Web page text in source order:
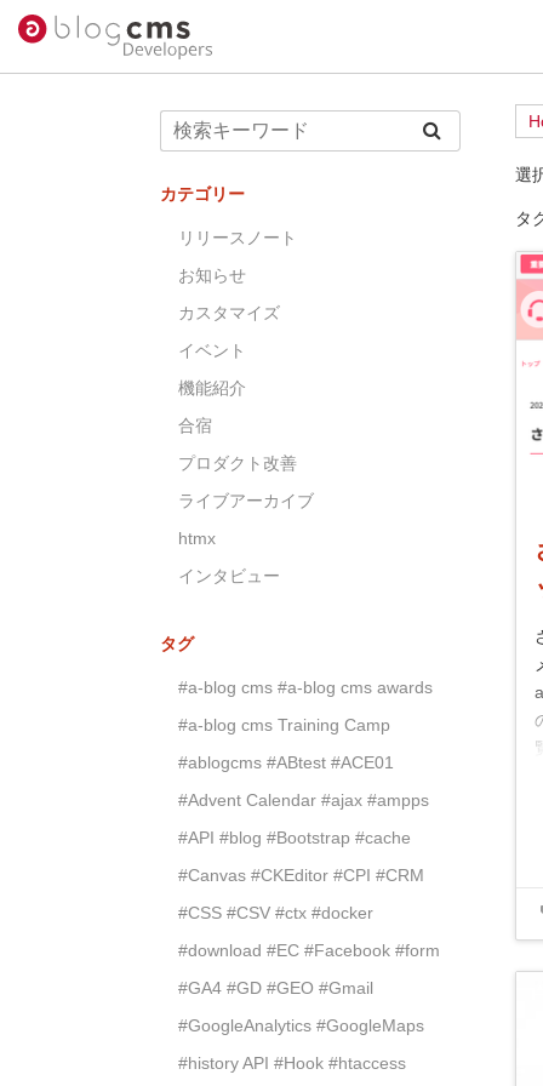
選
タ
カテゴリー
リリースノート
お知らせ
カスタマイズ
イベント
機能紹介
合宿
プロダクト改善
ライブアーカイブ
htmx
インタビュー
タグ
#a-blog cms #a-blog cms awards
#a-blog cms Training Camp
#ablogcms #ABtest #ACE01
#Advent Calendar #ajax #ampps
#API #blog #Bootstrap #cache
#Canvas #CKEditor #CPI #CRM
#CSS #CSV #ctx #docker
#download #EC #Facebook #form
#GA4 #GD #GEO #Gmail
#GoogleAnalytics #GoogleMaps
#history API #Hook #htaccess